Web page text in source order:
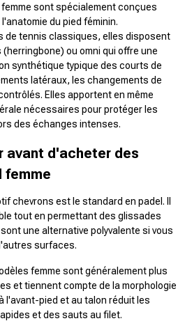
sont spécialement conçues
du pied féminin.
de tennis classiques, elles disposent
ou omni qui offre une
synthétique typique des courts de
latéraux, les changements de
Elles apportent en même
nécessaires pour protéger les
des échanges intenses.
avant d'acheter des
femme
chevrons est le standard en padel. Il
tout en permettant des glissades
une alternative polyvalente si vous
surfaces.
femme sont généralement plus
et tiennent compte de la morphologie
l'avant-pied et au talon réduit les
et des sauts au filet.